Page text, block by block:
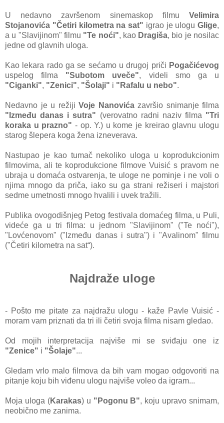
U nedavno završenom sinemaskop filmu Velimira
Stojanovića "Četiri kilometra na sat" igrao je ulogu Glige,
a u "Slavijinom" filmu "Te noći", kao Dragiša, bio je nosilac
jedne od glavnih uloga.
Kao lekara rado ga se sećamo u drugoj priči Pogačićevog
uspelog filma "Subotom uveče", videli smo ga u
"Ciganki", "Zenici", "Šolaji" i "Rafalu u nebo".
Nedavno je u režiji Voje Nanovićazavršio snimanje filma
"Između danas i sutra" (verovatno radni naziv filma "Tri
koraka u prazno" - op. Y.) u kome je kreirao glavnu ulogu
starog šlepera koga žena izneverava.
Nastupao je kao tumač nekoliko uloga u koprodukcionim
filmovima, ali te koprodukcione filmove Vuisić s pravom ne
ubraja u domaća ostvarenja, te uloge ne pominje i ne voli o
njima mnogo da priča, iako su ga strani režiseri i majstori
sedme umetnosti mnogo hvalili i uvek tražili.
Publika ovogodišnjeg Petog festivala domaćeg filma, u Puli,
videće ga u tri filma: u jednom "Slavijinom" ("Te noći"),
"Lovćenovom" ("Između danas i sutra") i "Avalinom" filmu
("Četiri kilometra na sat“).
Najdraže uloge
- Pošto me pitate za najdražu ulogu - kaže Pavle Vuisić -
moram vam priznati da tri ili četiri svoja filma nisam gledao.
Od mojih interpretacija najviše mi se sviđaju one iz
"Zenice" i "Šolaje"...
Gledam vrlo malo filmova da bih vam mogao odgovoriti na
pitanje koju bih viđenu ulogu najviše voleo da igram...
Moja uloga (Karakas) u "Pogonu B", koju upravo snimam,
neobično me zanima.